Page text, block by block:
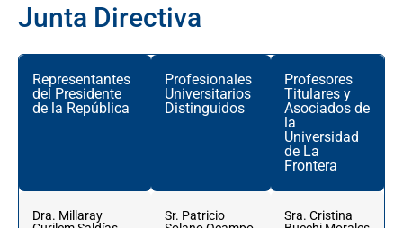
Junta Directiva
Representantes
del Presidente
de la República
Profesionales
Universitarios
Distinguidos
Profesores
Titulares y
Asociados de
la
Universidad
de La
Frontera
Dra. Millaray
Sr. Patricio
Sra. Cristina